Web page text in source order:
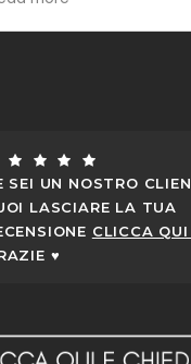
SEI UN NOSTRO
LASCIARE LA TUA
CLICCA
♥